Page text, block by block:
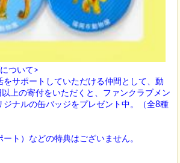
ついて>
をサポートしていただける仲間として、動
上の寄付をいただくと、ファンクラブメン
ジナルの缶バッジをプレゼント中。（全8種
ト）などの特典はございません。